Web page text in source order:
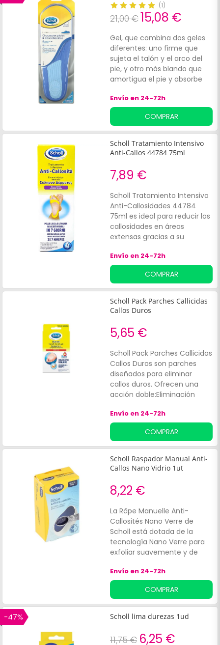
(1)
21,00 €15,08 €
Gel, que combina dos geles
diferentes: uno firme que
sujeta el talón y el arco del
pie, y otro más blando que
amortigua el pie y absorbe
Scholl Activ. Gel proporcionan
comodidad y evitan el dolor
que puede producirse
cuando se forman
callosidades.
Envío en 24-72h
COMPRAR
Scholl Tratamiento Intensivo
Anti-Callos 44784 75ml
7,89 €
Scholl Tratamiento Intensivo
Anti-Callosidades 44784
75ml es ideal para reducir las
callosidades en áreas
extensas gracias a su
salicílicoÁcido láctico. En solo
una semana, la piel estará
más suave y aterciopelada.
Envío en 24-72h
COMPRAR
Scholl Pack Parches Callicidas
Callos Duros
5,65 €
Scholl Pack Parches Callicidas
Callos Duros son parches
diseñados para eliminar
callos duros. Ofrecen una
acción doble:Eliminación
alivia la fricción. Permiten
eliminar el callo en 2/3 días.
Envío en 24-72h
COMPRAR
Scholl Raspador Manual Anti-
Callos Nano Vidrio 1ut
8,22 €
La Râpe Manuelle Anti-
Callosités Nano Verre de
Scholl está dotada de la
tecnología Nano Verre para
exfoliar suavemente y de
y callosa de los pies. Ofrece
una eliminación más
efectiva de las pieles
muertas en comparación
con las rápenas manuales
diseño ergonómico facilita su
Envío en 24-72h
COMPRAR
-47% Scholl lima durezas 1ud
11,75 € 6,25 €